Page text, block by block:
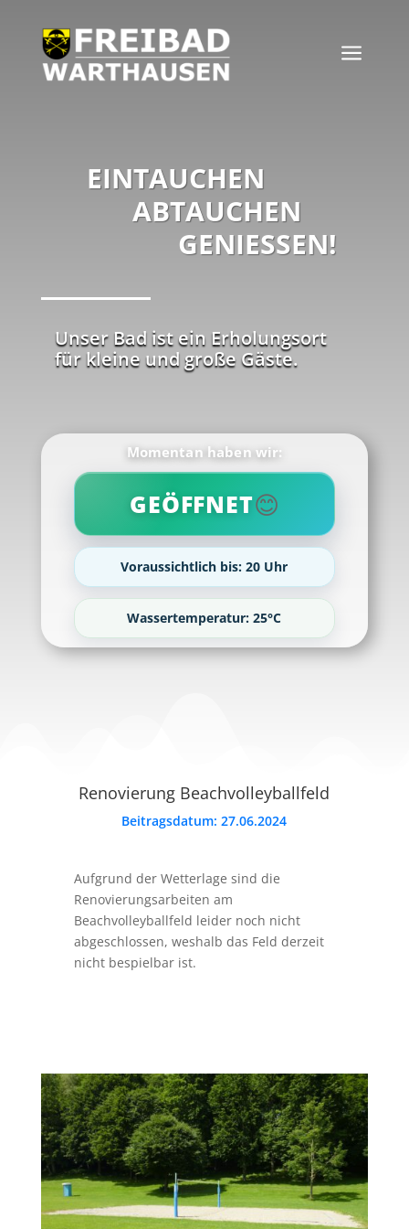
a
EINTAUCHEN
ABTAUCHEN
GENIESSEN!
Unser Bad ist ein Erholungsort
für kleine und große Gäste.
Momentan haben wir:
GEÖFFNET😊
Voraussichtlich bis: 20 Uhr
Wassertemperatur: 25°C
Renovierung Beachvolleyballfeld
Beitragsdatum: 27.06.2024
Aufgrund der Wetterlage sind die
Renovierungsarbeiten am
Beachvolleyballfeld leider noch nicht
abgeschlossen, weshalb das Feld derzeit
nicht bespielbar ist.